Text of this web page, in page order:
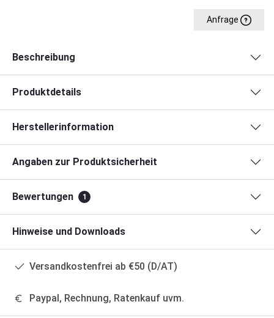
Anfrage
Beschreibung
Produktdetails
Herstellerinformation
Angaben zur Produktsicherheit
Bewertungen 1
Hinweise und Downloads
Versandkostenfrei ab €50 (D/AT)
Paypal, Rechnung, Ratenkauf uvm.